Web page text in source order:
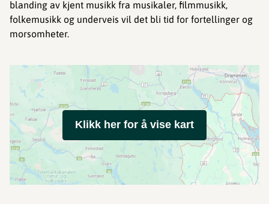
blanding av kjent musikk fra musikaler, filmmusikk,
folkemusikk og underveis vil det bli tid for fortellinger og
morsomheter.
Klikk her for å vise kart